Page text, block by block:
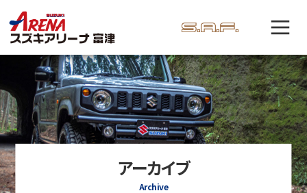
アーカイブ
Archive